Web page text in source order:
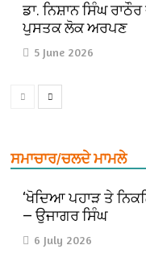
ਡਾ. ਨਿਸ਼ਾਨ ਸਿੰਘ
ਪੁਸਤਕ ਲੋਕ ਅਰਪਣ
5 June 2026
ਸਮਾਚਾਰ/ਚਲਦੇ ਮਾਮਲੇ
‘ਖੋਦਿਆ ਪਹਾੜ ਤੇ
— ਉਜਾਗਰ ਸਿੰਘ
6 July 2026